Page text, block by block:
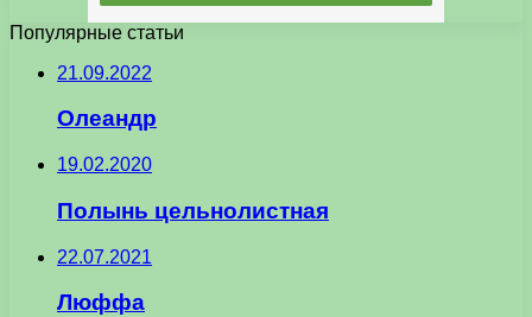
Популярные статьи
21.09.2022
Олеандр
19.02.2020
Полынь цельнолистная
22.07.2021
Люффа